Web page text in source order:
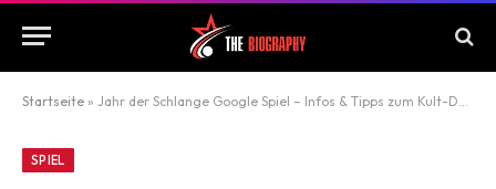
Startseite » Jahr der Schlange Google Spiel – Infos & Tipps zum Kult-Doodle
SPIEL